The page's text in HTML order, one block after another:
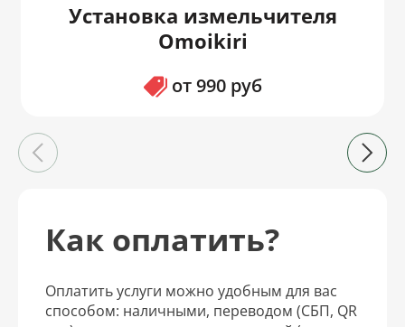
Установка измельчителя
Omoikiri
от 990 руб
Как оплатить?
Оплатить услуги можно удобным для вас
способом: наличными, переводом (СБП, QR